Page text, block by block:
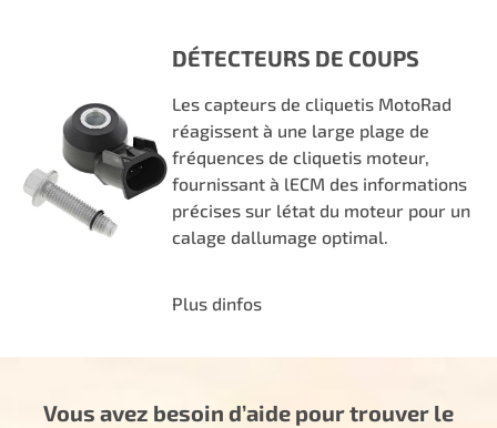
DÉTECTEURS DE COUPS
Les capteurs de cliquetis MotoRad
réagissent à une large plage de
fréquences de cliquetis moteur,
fournissant à lECM des informations
précises sur létat du moteur pour un
calage dallumage optimal.
Plus dinfos
Vous avez besoin d’aide pour trouver le